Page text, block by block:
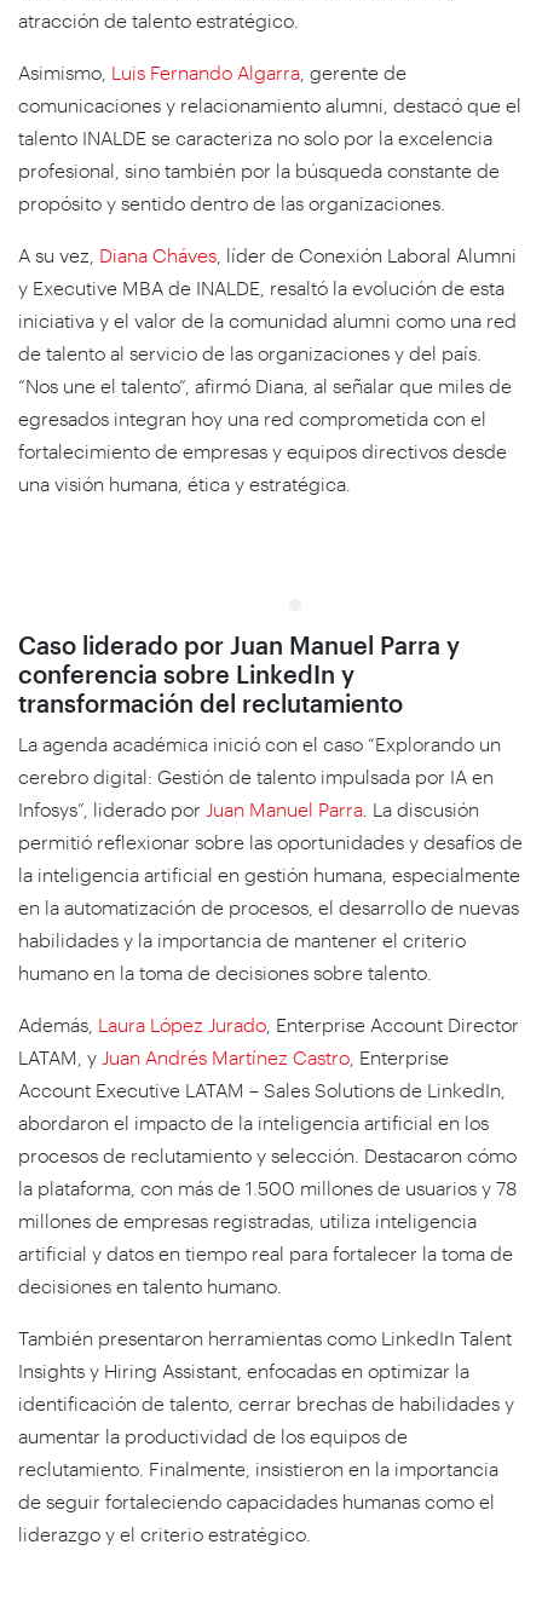
atracción de talento estratégico.
Asimismo, Luis Fernando Algarra , gerente de
comunicaciones y relacionamiento alumni, destacó que el
talento INALDE se caracteriza no solo por la excelencia
profesional, sino también por la búsqueda constante de
propósito y sentido dentro de las organizaciones.
A su vez, Diana Cháves , líder de Conexión Laboral Alumni
y Executive MBA de INALDE, resaltó la evolución de esta
iniciativa y el valor de la comunidad alumni como una red
de talento al servicio de las organizaciones y del país.
“Nos une el talento”, afirmó Diana, al señalar que miles de
egresados integran hoy una red comprometida con el
fortalecimiento de empresas y equipos directivos desde
una visión humana, ética y estratégica.
Caso liderado por Juan Manuel Parra y
conferencia sobre LinkedIn y
transformación del reclutamiento
La agenda académica inició con el caso “Explorando un
cerebro digital: Gestión de talento impulsada por IA en
Infosys”, liderado por Juan Manuel Parra . La discusión
permitió reflexionar sobre las oportunidades y desafíos de
la inteligencia artificial en gestión humana, especialmente
en la automatización de procesos, el desarrollo de nuevas
habilidades y la importancia de mantener el criterio
humano en la toma de decisiones sobre talento.
Además, Laura López Jurado , Enterprise Account Director
LATAM, y Juan Andrés Martínez Castro , Enterprise
Account Executive LATAM – Sales Solutions de LinkedIn,
abordaron el impacto de la inteligencia artificial en los
procesos de reclutamiento y selección. Destacaron cómo
la plataforma, con más de 1.500 millones de usuarios y 78
millones de empresas registradas, utiliza inteligencia
artificial y datos en tiempo real para fortalecer la toma de
decisiones en talento humano.
También presentaron herramientas como LinkedIn Talent
Insights y Hiring Assistant, enfocadas en optimizar la
identificación de talento, cerrar brechas de habilidades y
aumentar la productividad de los equipos de
reclutamiento. Finalmente, insistieron en la importancia
de seguir fortaleciendo capacidades humanas como el
liderazgo y el criterio estratégico.